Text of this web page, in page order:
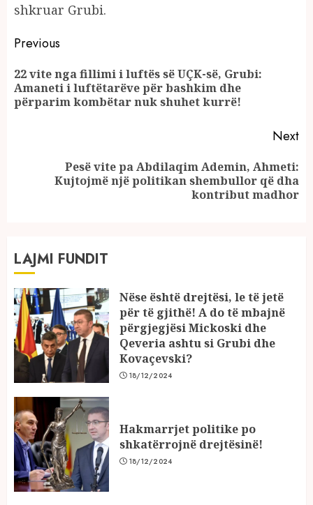
shkruar Grubi.
Continue
Reading
Previous
22 vite nga fillimi i luftës së UÇK-së, Grubi:
Amaneti i luftëtarëve për bashkim dhe
përparim kombëtar nuk shuhet kurrë!
Next
Pesë vite pa Abdilaqim Ademin, Ahmeti:
Kujtojmë një politikan shembullor që dha
kontribut madhor
LAJMI FUNDIT
Nëse është drejtësi, le të jetë
për të gjithë! A do të mbajnë
përgjegjësi Mickoski dhe
Qeveria ashtu si Grubi dhe
Kovaçevski?
18/12/2024
Hakmarrjet politike po
shkatërrojnë drejtësinë!
18/12/2024